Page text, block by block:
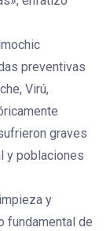
preventivas
Virú,
graves
y poblaciones
y
fundamental de